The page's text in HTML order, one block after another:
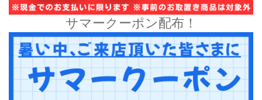
サマークーポン配布！